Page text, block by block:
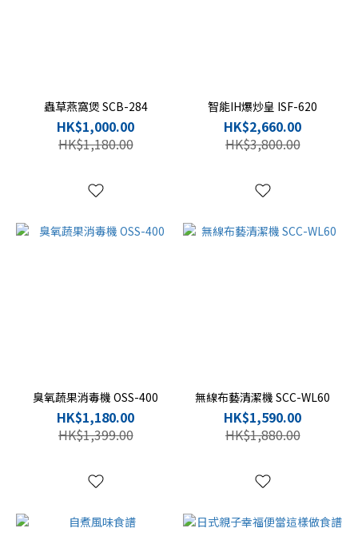
蟲草燕窩煲 SCB-284
HK$1,000.00
HK$1,180.00
智能IH爆炒皇 ISF-620
HK$2,660.00
HK$3,800.00
臭氧蔬果消毒機 OSS-400
HK$1,180.00
HK$1,399.00
無線布藝清潔機 SCC-WL60
HK$1,590.00
HK$1,880.00